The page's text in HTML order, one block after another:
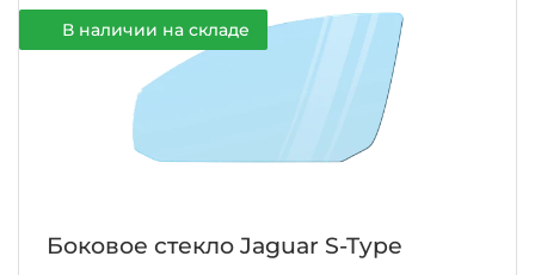
В наличии на складе
Боковое стекло Jaguar S-Type